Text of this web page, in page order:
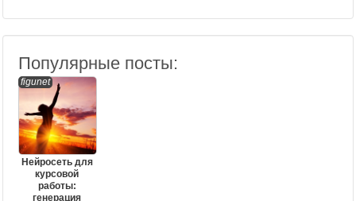
Популярные посты:
figunet
Нейросеть для
курсовой
работы:
генерация